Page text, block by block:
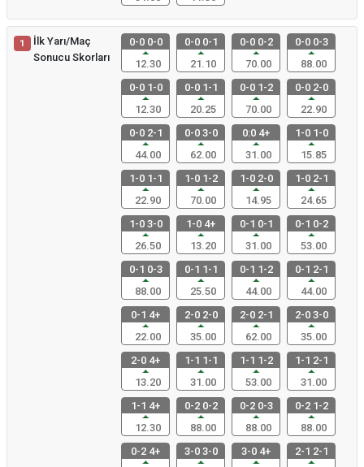
1
İlk Yarı/Maç
Sonucu Skorları
0-0 0-0
12.30
0-0 0-1
21.10
0-0 0-2
70.00
0-0 0-3
88.00
0-0 1-0
12.30
0-0 1-1
20.25
0-0 1-2
70.00
0-0 2-0
22.90
0-0 2-1
44.00
0-0 3-0
62.00
0:0 4+
31.00
1-0 1-0
15.85
1-0 1-1
22.90
1-0 1-2
70.00
1-0 2-0
14.95
1-0 2-1
24.65
1-0 3-0
26.50
1-0 4+
13.20
0-1 0-1
31.00
0-1 0-2
53.00
0-1 0-3
88.00
0-1 1-1
25.50
0-1 1-2
44.00
0-1 2-1
44.00
0-1 4+
22.00
2-0 2-0
35.00
2-0 2-1
62.00
2-0 3-0
35.00
2-0 4+
13.20
1-1 1-1
31.00
1-1 1-2
53.00
1-1 2-1
31.00
1-1 4+
12.30
0-2 0-2
88.00
0-2 0-3
88.00
0-2 1-2
88.00
0-2 4+
3-0 3-0
3-0 4+
2-1 2-1